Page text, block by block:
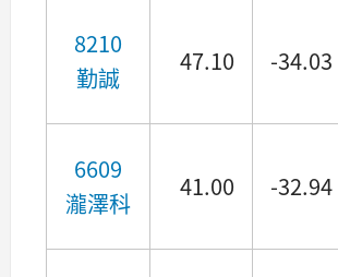
8210
勤誠
47.10 -34.03
6609
瀧澤科
41.00 -32.94